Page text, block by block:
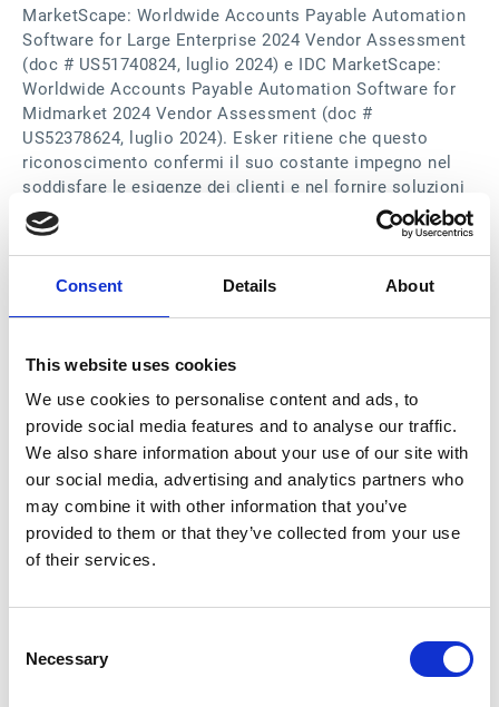
Consent Details About
This website uses cookies
We use cookies to personalise content and ads, to
provide social media features and to analyse our traffic.
We also share information about your use of our site with
our social media, advertising and analytics partners who
may combine it with other information that you’ve
provided to them or that they’ve collected from your use
of their services.
Selection
Necessary
MarketScape: Worldwide Accounts Payable Automation
Software for Large Enterprise 2024 Vendor Assessment
(doc # US51740824, luglio 2024) e IDC MarketScape:
Worldwide Accounts Payable Automation Software for
Midmarket 2024 Vendor Assessment (doc #
US52378624, luglio 2024). Esker ritiene che questo
riconoscimento confermi il suo costante impegno nel
soddisfare le esigenze dei clienti e nel fornire soluzioni
eccellenti.
“Riteniamo che questo riconoscimento da parte delle
principali società di analisti sia eccezionale” , ha
dichiarato Catherine Dupuy-Holdich, Product Manager
aiutando a raggiungere una maggiore accuratezza, a
nuovi ricavi”.
Tuttavia, non sono solo gli analisti tecnologici a
percepire la soluzione Esker come un mezzo efficiente e
moderno per ottenere una visibilità completa dei
processi di gestione delle fatture e un'elaborazione
senza interruzioni. Con un tasso di automazione del 93%,
flussi di lavoro AP semplificati e snelli e visibilità dei
registrato miglioramenti impressionanti
“Ottenere visibilità sull'intero processo AP era uno dei
principali obiettivi del nostro team quando stavamo